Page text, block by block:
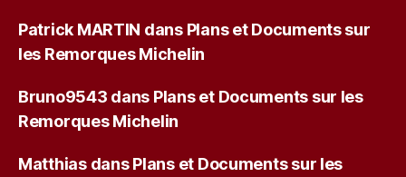
Patrick MARTIN dans Plans et Documents sur
les Remorques Michelin
Bruno9543 dans Plans et Documents sur les
Remorques Michelin
MatthiasdansPlans et Documents sur les